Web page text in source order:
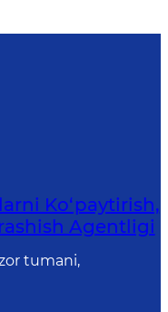
Ko‘paytirish,
Agentligi
tumani,